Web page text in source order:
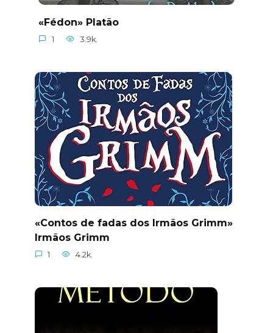
«Fédon» Platão
1 3.9k.
«Contos de fadas dos Irmãos Grimm»
Irmãos Grimm
1 4.2k.